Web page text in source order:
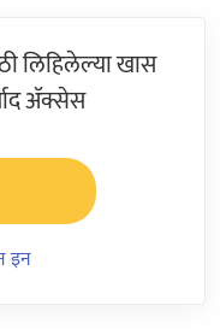
लिहिलेल्या खास
ॲक्सेस
इन